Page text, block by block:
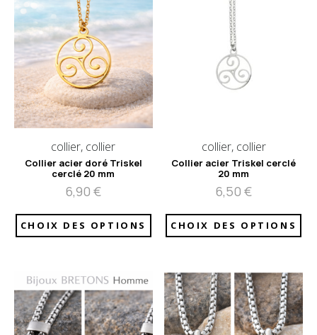
collier, collier
Collier acier doré Triskel
cerclé 20 mm
6,90€
CHOIX DES OPTIONS
collier, collier
Collier acier Triskel cerclé
20 mm
6,50€
CHOIX DES OPTIONS